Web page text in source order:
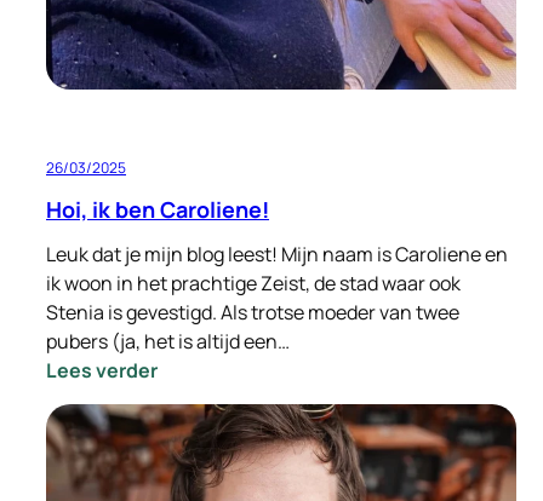
26/03/2025
Hoi, ik ben Caroliene!
Leuk dat je mijn blog leest! Mijn naam is Caroliene en
ik woon in het prachtige Zeist, de stad waar ook
Stenia is gevestigd. Als trotse moeder van twee
pubers (ja, het is altijd een…
Lees verder:
Hoi,
ik
ben
Caroliene!